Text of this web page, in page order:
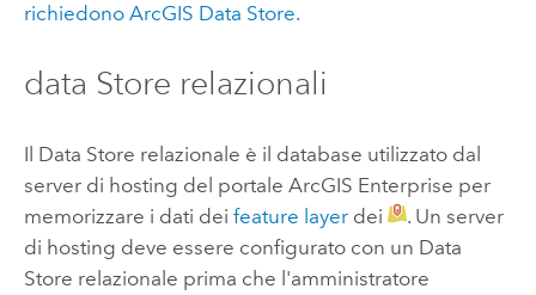
richiedono ArcGIS Data Store.
data Store relazionali
Il Data Store relazionale è il database utilizzato dal
server di hosting del portale ArcGIS Enterprise per
memorizzare i dati dei feature layerdei
. Un server
di hosting deve essere configurato con un Data
Store relazionale prima che l'amministratore